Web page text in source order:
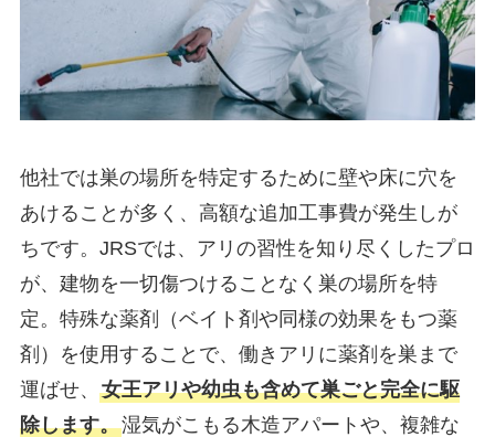
他社では巣の場所を特定するために壁や床に穴を
あけることが多く、高額な追加工事費が発生しが
ちです。JRSでは、アリの習性を知り尽くしたプロ
が、建物を一切傷つけることなく巣の場所を特
定。特殊な薬剤（ベイト剤や同様の効果をもつ薬
剤）を使用することで、働きアリに薬剤を巣まで
運ばせ、 女王アリや幼虫も含めて巣ごと完全に駆
除します。湿気がこもる木造アパートや、複雑な